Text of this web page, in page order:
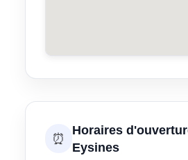
⏰
Horaires
Eysines